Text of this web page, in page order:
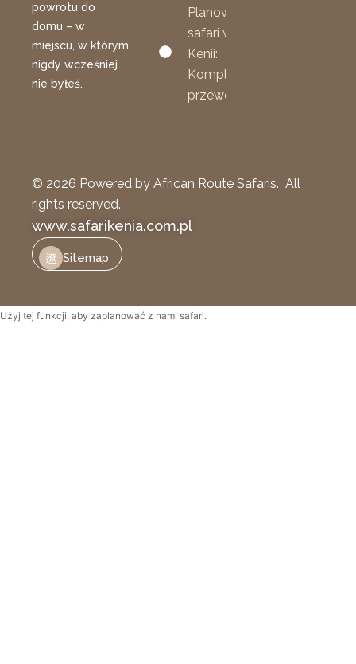
powrotu do
domu – w
miejscu, w którym
nigdy wcześniej
nie byłeś.
Planowanie
safari w
Kenii:
Kompletny
przewodnik
© 2026 Powered by African Route Safaris. All
rights reserved.
www.safarikenia.com.pl
Sitemap
Użyj tej funkcji, aby zaplanować z nami safari.